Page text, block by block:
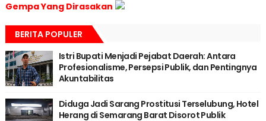
Gempa Yang Dirasakan
BERITA POPULER
Istri Bupati Menjadi Pejabat Daerah: Antara
Profesionalisme, Persepsi Publik, dan Pentingnya
Akuntabilitas
Diduga Jadi Sarang Prostitusi Terselubung, Hotel
Herang di Semarang Barat Disorot Publik